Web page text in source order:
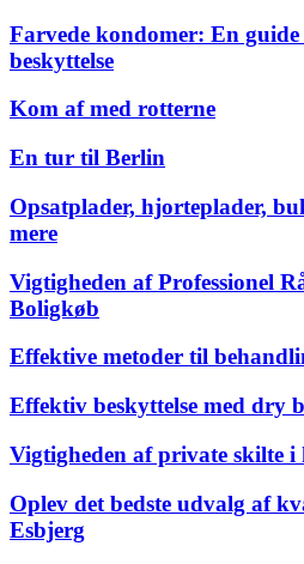
Farvede kondomer: En
beskyttelse
Kom af med rotterne
En tur til Berlin
Opsatplader, hjorteplader,
mere
Vigtigheden af Professionel
Boligkøb
Effektive metoder til
Effektiv beskyttelse med dry
Vigtigheden af private skilte i
Oplev det bedste udvalg af
Esbjerg